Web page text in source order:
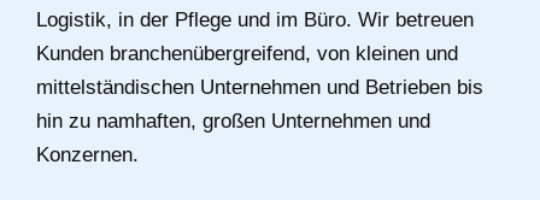
Logistik, in der Pflege und im Büro. Wir betreuen
Kunden branchenübergreifend, von kleinen und
mittelständischen Unternehmen und Betrieben bis
hin zu namhaften, großen Unternehmen und
Konzernen.